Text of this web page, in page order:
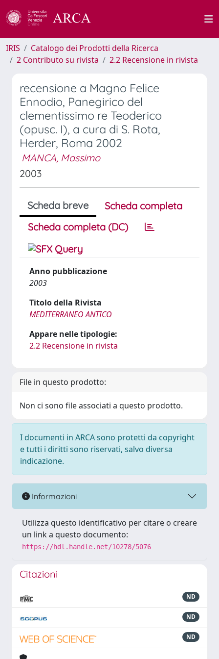
IRIS
Catalogo dei Prodotti della Ricerca
2 Contributo su rivista
2.2 Recensione in rivista
recensione a Magno Felice
Ennodio, Panegirico del
clementissimo re Teoderico
(opusc. I), a cura di S. Rota,
Herder, Roma 2002
MANCA, Massimo
2003
Scheda breve
Scheda completa
Scheda completa (DC)
Anno pubblicazione
2003
Titolo della Rivista
MEDITERRANEO ANTICO
Appare nelle tipologie:
2.2 Recensione in rivista
File in questo prodotto:
Non ci sono file associati a questo prodotto.
I documenti in ARCA sono protetti da copyright
e tutti i diritti sono riservati, salvo diversa
indicazione.
Informazioni
Utilizza questo identificativo per citare o creare
un link a questo documento:
https://hdl.handle.net/10278/5076
Citazioni
ND
ND
ND